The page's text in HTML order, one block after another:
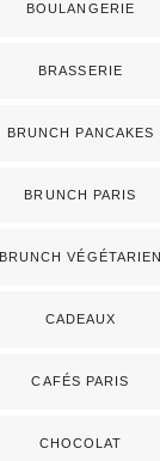
BOULANGERIE
BRASSERIE
BRUNCH PANCAKES
BRUNCH PARIS
BRUNCH VÉGÉTARIEN
CADEAUX
CAFÉS PARIS
CHOCOLAT